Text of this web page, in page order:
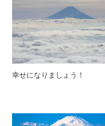
幸せになりましょう！